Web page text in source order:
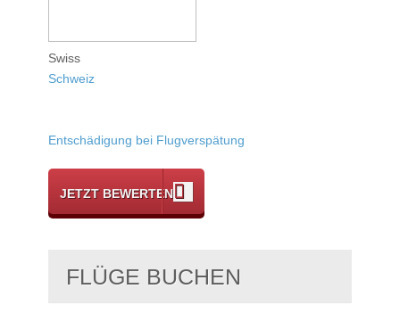
Swiss
Schweiz
Entschädigung bei Flugverspätung
JETZT BEWERTEN
FLÜGE BUCHEN